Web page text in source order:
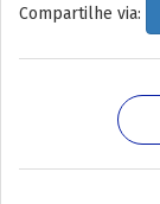
Compartilhe via: